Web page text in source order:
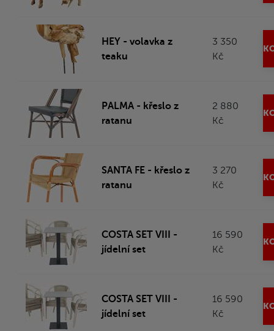
HEY - volavka z
teaku
3 350
Kč
PALMA - křeslo z
ratanu
2 880
Kč
SANTA FE - křeslo z
ratanu
3 270
Kč
COSTA SET VIII -
jídelní set
16 590
Kč
COSTA SET VIII -
jídelní set
16 590
Kč